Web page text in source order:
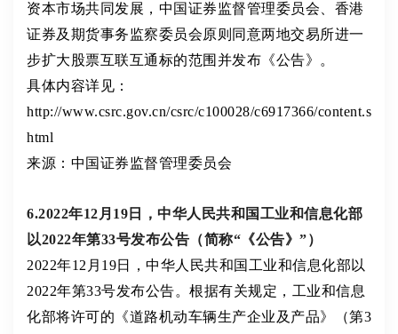
资本市场共同发展，中国证券监督管理委员会、香港
证券及期货事务监察委员会原则同意两地交易所进一
步扩大股票互联互通标的范围并发布《公告》。
具体内容详见：
http://www.csrc.gov.cn/csrc/c100028/c6917366/content.s
html
来源：中国证券监督管理委员会
6.2022年12月19日，中华人民共和国工业和信息化部
以2022年第33号发布公告（简称“《公告》”）
2022年12月19日，中华人民共和国工业和信息化部以
2022年第33号发布公告。根据有关规定，工业和信息
化部将许可的《道路机动车辆生产企业及产品》（第3